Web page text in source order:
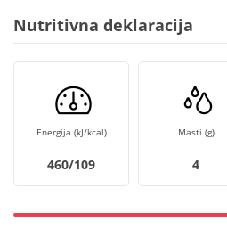
Nutritivna deklaracija
Energija (kJ/kcal)
460/109
Masti (g)
4